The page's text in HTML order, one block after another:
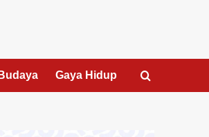
Gaya Hidup